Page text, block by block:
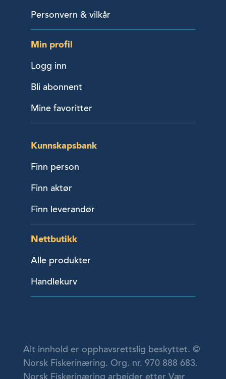
Personvern & vilkår
Min profil
Logg inn
Bli abonnent
Mine favoritter
Kunnskapsbank
Finn person
Finn aktør
Finn leverandør
Nettbutikk
Alle produkter
Handlekurv
Alt innhold er opphavsrettslig beskyttet. ©
Norsk Fiskerinæring. Org. nr. 970 888 683.
Norsk Fiskerinæring arbeider etter Vær